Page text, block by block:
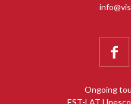

Ongoing
EST-LAT